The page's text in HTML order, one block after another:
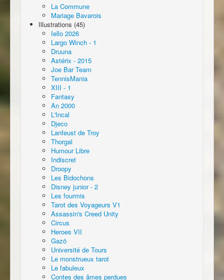
La Commune
Mariage Bavarois
Illustrations (45)
Iello 2026
Largo Winch - 1
Druuna
Astérix - 2015
Joe Bar Team
TennisMania
XIII - 1
Fantasy
An 2000
L'Incal
Djeco
Lanfeust de Troy
Thorgal
Humour Libre
Indiscret
Droopy
Les Bidochons
Disney junior - 2
Les fourmis
Tarot des Voyageurs V1
Assassin's Creed Unity
Circus
Heroes VII
Gazö
Université de Tours
Le monstrueux tarot
Le fabuleux
Contes des âmes perdues